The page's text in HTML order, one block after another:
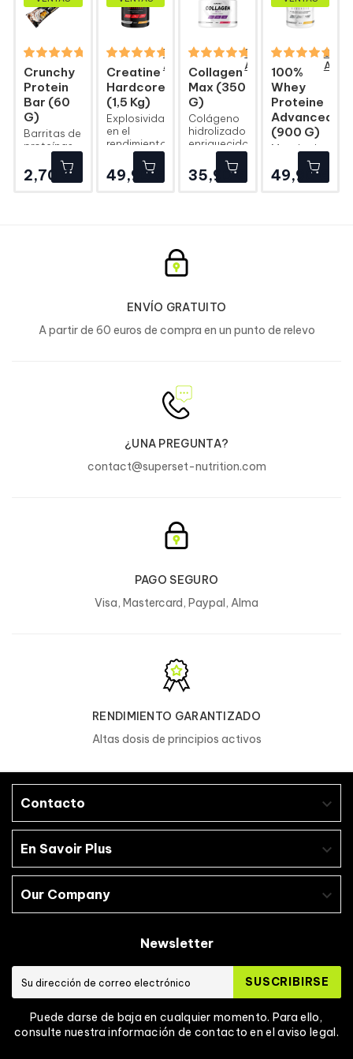
Crunchy
Protein
Bar (60
G)
Barritas de
proteínas
crujientes,
masticables
y ultra-
2,70 €Precio
76
Avis
Creatine
Hardcore
(1,5 Kg)
Explosividad
en el
rendimiento
físico
49,90 € Precio
30
Avis
Collagen
Max (350
G)
Colágeno
hidrolizado
enriquecido
vitamina C
35,90 € Precio
202
Avis
100%
Whey
Proteine
Advanced
(900 G)
Mezcla de
proteínas
de suero
ultrafiltradas
49,90 €
ENVÍO GRATUITO
A partir de 60 euros de compra en un punto de relevo
¿UNA PREGUNTA?
contact@superset-nutrition.com
PAGO SEGURO
Visa, Mastercard, Paypal, Alma
RENDIMIENTO GARANTIZADO
Altas dosis de principios activos
Contacto 
En Savoir Plus 
Our Company 
Newsletter
SUSCRIBIRSE
Puede darse de baja en cualquier momento. Para ello,
consulte nuestra información de contacto en el aviso legal.